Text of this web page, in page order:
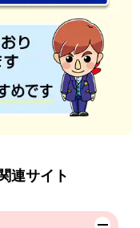
連サイト